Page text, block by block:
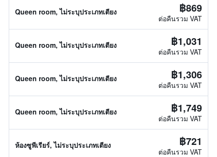
Queen room, ไม่ระบุประเภทเตียง ฿869
ต่อคืนรวม VAT
Queen room, ไม่ระบุประเภทเตียง ฿1,031
ต่อคืนรวม VAT
Queen room, ไม่ระบุประเภทเตียง ฿1,306
ต่อคืนรวม VAT
Queen room, ไม่ระบุประเภทเตียง ฿1,749
ต่อคืนรวม VAT
ห้องซูพีเรียร์, ไม่ระบุประเภทเตียง ฿721
ต่อคืนรวม VAT